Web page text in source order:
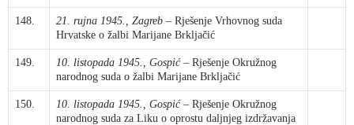
148. 21. rujna 1945., Zagreb – Rješenje Vrhovnog suda
Hrvatske o žalbi Marijane Brkljačić
149. 10. listopada 1945., Gospić – Rješenje Okružnog
narodnog suda o žalbi Marijane Brkljačić
150. 10. listopada 1945., Gospić – Rješenje Okružnog
narodnog suda za Liku o oprostu daljnjeg izdržavanja